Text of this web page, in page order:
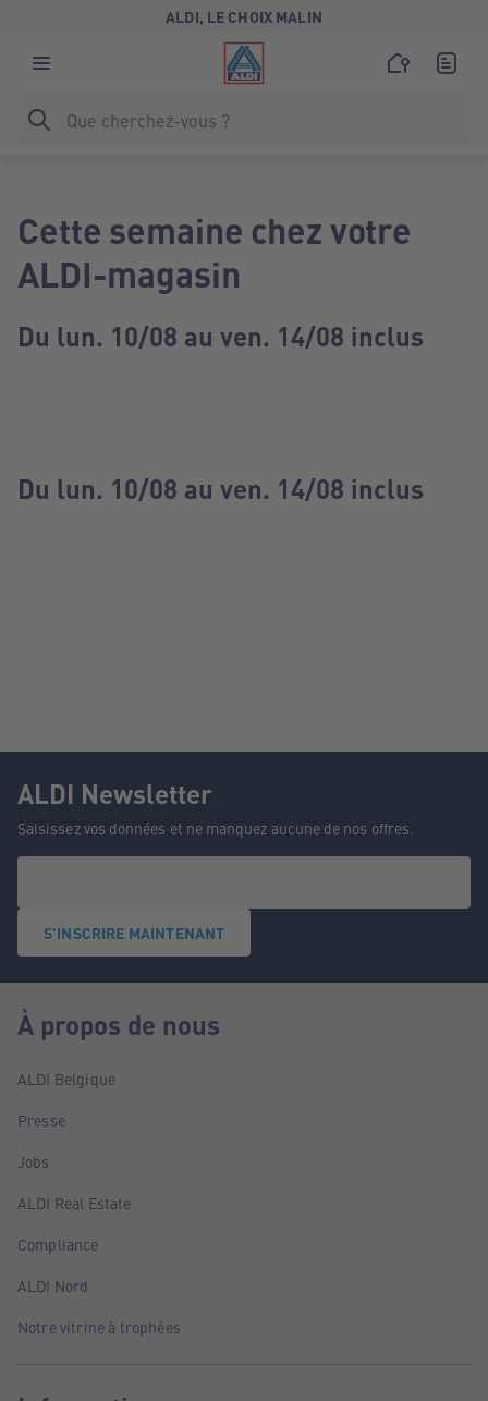
ALDI, LE CHOIX MALIN
Cette semaine chez votre
ALDI-magasin
Du lun. 10/08 au ven. 14/08 inclus
Du lun. 10/08 au ven. 14/08 inclus
ALDI Newsletter
Saisissez vos données et ne manquez aucune de nos offres.
S'INSCRIRE MAINTENANT
À propos de nous
ALDI Belgique
Presse
Jobs
ALDI Real Estate
Compliance
ALDI Nord
Notre vitrine à trophées